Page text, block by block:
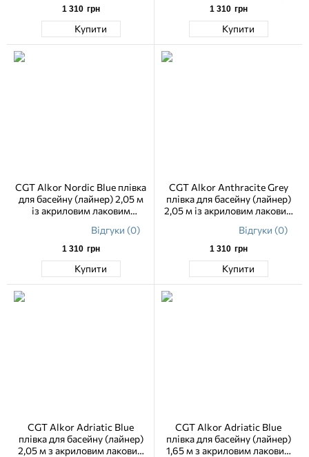
1 310 грн
Купити
1 310 грн
Купити
CGT Alkor Nordic Blue плівка
для басейну (лайнер) 2,05 м
із акриловим лаковим
Відгуки (0)
1 310 грн
Купити
CGT Alkor Anthracite Grey
плівка для басейну (лайнер)
2,05 м із акриловим лаковим
Відгуки (0)
1 310 грн
Купити
CGT Alkor Adriatic Blue
плівка для басейну (лайнер)
2,05 м з акриловим лаковим
CGT Alkor Adriatic Blue
плівка для басейну (лайнер)
1,65 м з акриловим лаковим